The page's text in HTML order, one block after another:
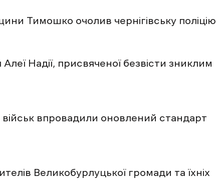
Тимошко очолив чернігівську поліцію
Надії, присвяченої безвісти зниклим
впровадили оновлений стандарт
Великобурлуцької громади та їхніх